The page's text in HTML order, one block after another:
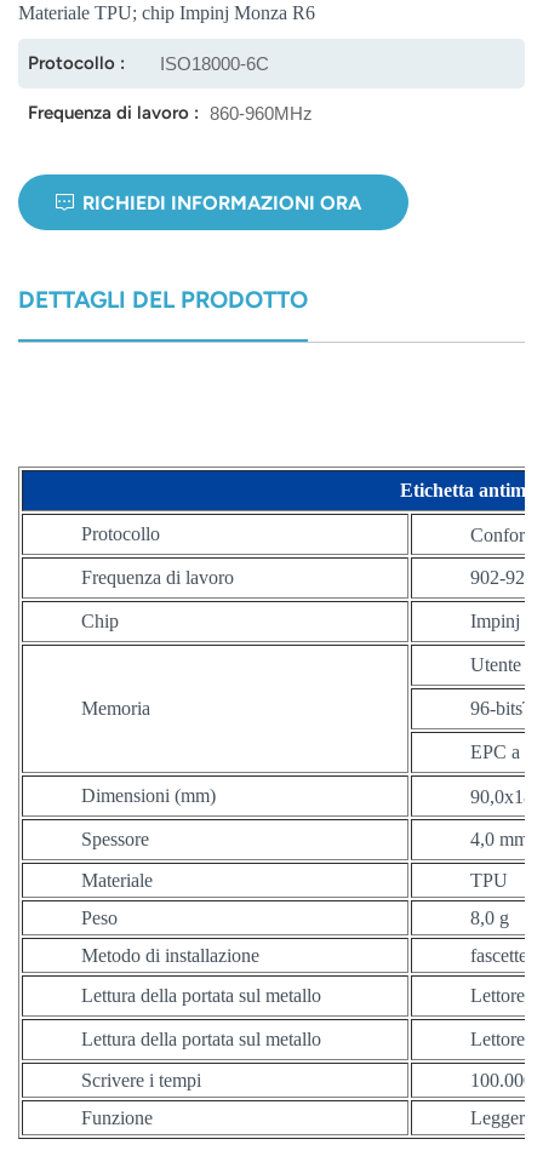
แบบไทย
Materiale TPU; chip Impinj Monza R6
Protocollo : ISO18000-6C
Frequenza di lavoro : 860-960MHz
RICHIEDI INFORMAZIONI ORA
DETTAGLI DEL PRODOTTO
Etichetta
Protocollo
Frequenza di lavoro 902-928
Chip Impinj
Memoria
Utente a
96-
EPC a
Dimensioni (mm)
Spessore
4,0 mm
Materiale
TPU
Peso
8,0 g
Metodo di installazione
fascette
Lettura della portata sul metallo
Lettore
Lettura della portata sul metallo
Lettore
Scrivere i tempi
100.000
Funzione
Leggere/